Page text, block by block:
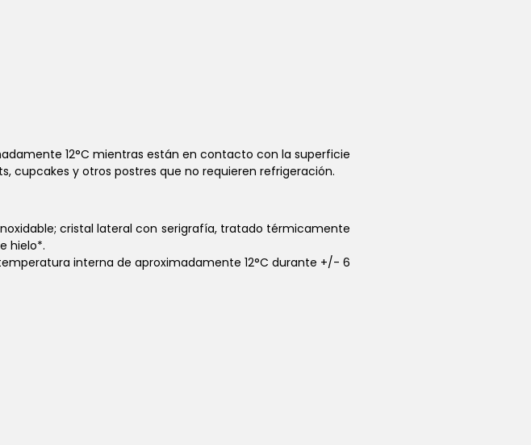
12°C mientras están en contacto con la superficie
cupcakes y otros postres que no requieren refrigeración.
cristal lateral con serigrafía, tratado térmicamente
hielo*.
interna de aproximadamente 12°C durante +/- 6